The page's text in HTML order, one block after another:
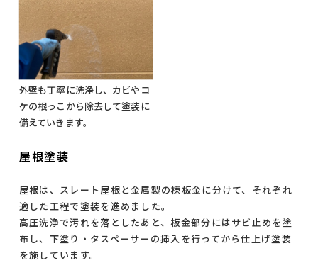
外壁も丁寧に洗浄し、カビやコ
ケの根っこから除去して塗装に
備えていきます。
屋根塗装
屋根は、スレート屋根と金属製の棟板金に分けて、それぞれ
適した工程で塗装を進めました。
高圧洗浄で汚れを落としたあと、板金部分にはサビ止めを塗
布し、下塗り・タスペーサーの挿入を行ってから仕上げ塗装
を施しています。